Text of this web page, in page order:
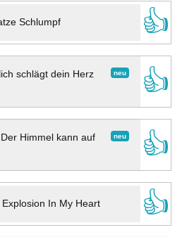
Schlumpf
👍
neu
schlägt dein Herz
👍
neu
Der Himmel kann auf
👍
Explosion In My Heart
👍